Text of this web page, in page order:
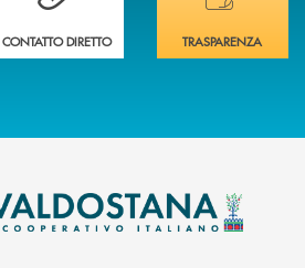
CONTATTO DIRETTO TRASPARENZA